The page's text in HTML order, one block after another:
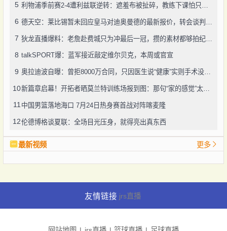
5
6
7 狄龙直播爆料：老詹赴费城只为冲最后一冠，攒的素材都够拍纪录片了
8 talkSPORT爆：蓝军接近敲定维尔贝克，本周或官宣
9 奥拉迪波自曝：曾拒8000万合同，只因医生说“健康”实则手术没做好
10 新篇章启幕！开拓者晒莫兰特训练场报到图：那句“家的感觉”太戳人
11 中国男篮落地海口 7月24日热身赛首战对阵喀麦隆
12伦德博格谈夏联：全场目光压身，就得亮出真东西
最新视频 更多
友情链接 jrs直播